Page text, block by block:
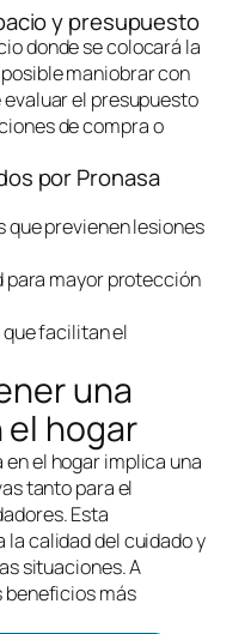
y presupuesto
donde se colocará la
maniobrar con
el presupuesto
de compra o
por Pronasa
previenen lesiones
para mayor protección
facilitan el
una
el hogar
el hogar implica una
tanto para el
Esta
calidad del cuidado y
situaciones. A
beneficios más